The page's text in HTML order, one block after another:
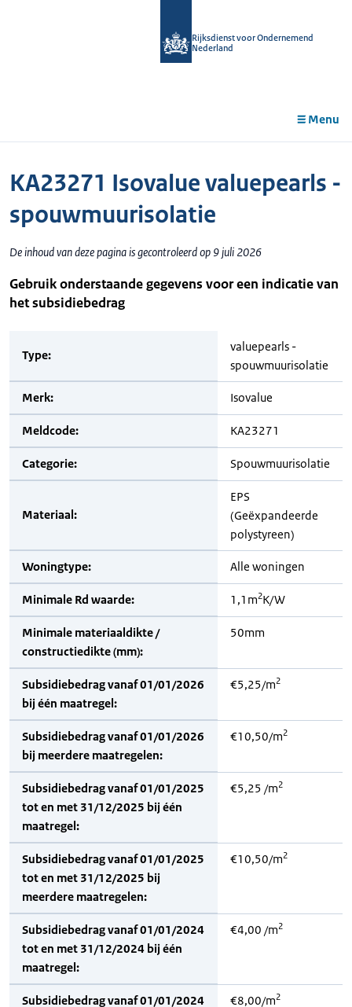
Rijksdienst voor Ondernemend
Nederland
Menu
KA23271 Isovalue valuepearls -
spouwmuurisolatie
De inhoud van deze pagina is gecontroleerd op 9 juli 2026
Gebruik onderstaande gegevens voor een indicatie van
het subsidiebedrag
Type:
valuepearls -
spouwmuurisolatie
Merk: Isovalue
Meldcode: KA23271
Categorie: Spouwmuurisolatie
Materiaal:
EPS
(Geëxpandeerde
polystyreen)
Woningtype: Alle woningen
Minimale Rd waarde: 1,1m2K/W
Minimale materiaaldikte /
constructiedikte (mm):
50mm
Subsidiebedrag vanaf 01/01/2026
bij één maatregel:
€5,25/m2
Subsidiebedrag vanaf 01/01/2026
bij meerdere maatregelen:
€10,50/m2
Subsidiebedrag vanaf 01/01/2025
tot en met 31/12/2025 bij één
maatregel:
€5,25 /m2
Subsidiebedrag vanaf 01/01/2025
tot en met 31/12/2025 bij
meerdere maatregelen:
€10,50/m2
Subsidiebedrag vanaf 01/01/2024
tot en met 31/12/2024 bij één
maatregel:
€4,00 /m2
Subsidiebedrag vanaf 01/01/2024
€8,00/m2